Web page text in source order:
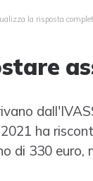
la risposta
ha
di 330